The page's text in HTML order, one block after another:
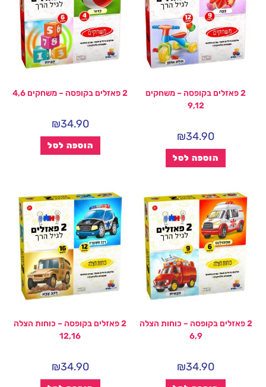
2 פאזלים בקופסה – משחקים
9,12
₪34.90
הוספה לסל
2 פאזלים בקופסה – משחקים 4,6
₪34.90
הוספה לסל
2 פאזלים בקופסה – כוחות הצלה
6,9
₪34.90
2 פאזלים בקופסה – כוחות הצלה
12,16
₪34.90